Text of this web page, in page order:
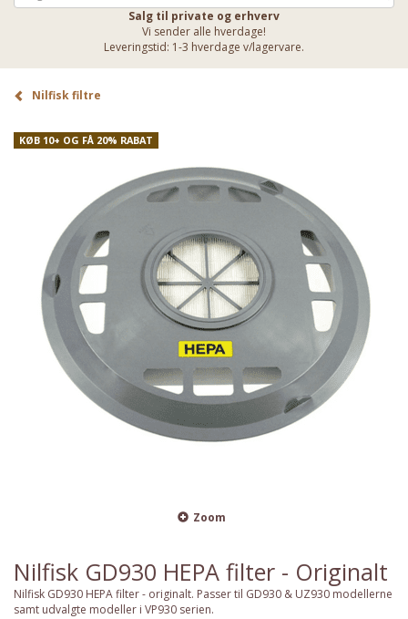
Salg til private og erhverv
Vi sender alle hverdage!
Leveringstid: 1-3 hverdage v/lagervare.
Nilfisk filtre
KØB 10+ OG FÅ 20% RABAT
Zoom
Nilfisk GD930 HEPA filter - Originalt
Nilfisk GD930 HEPA filter - originalt. Passer til GD930 & UZ930 modellerne
samt udvalgte modeller i VP930 serien.